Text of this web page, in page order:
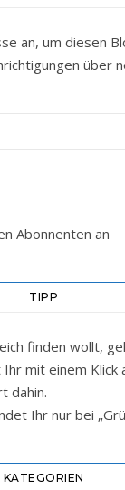
an, um diesen
über
Abonnenten an
TIPP
finden wollt,
mit einem Klick
dahin.
Ihr nur bei
KATEGORIEN